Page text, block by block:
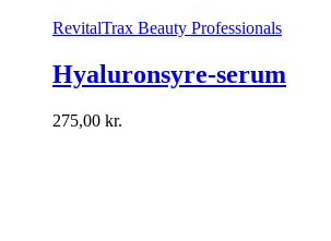
RevitalTrax Beauty Professionals
Hyaluronsyre-serum
275,00 kr.